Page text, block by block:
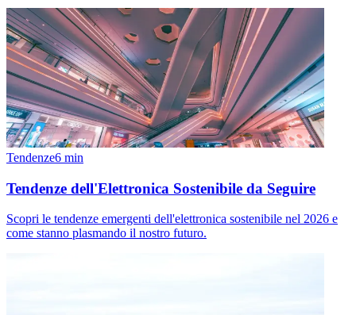
Tendenze6 min
Tendenze dell'Elettronica Sostenibile da Seguire
Scopri le tendenze emergenti dell'elettronica sostenibile nel 2026 e
come stanno plasmando il nostro futuro.